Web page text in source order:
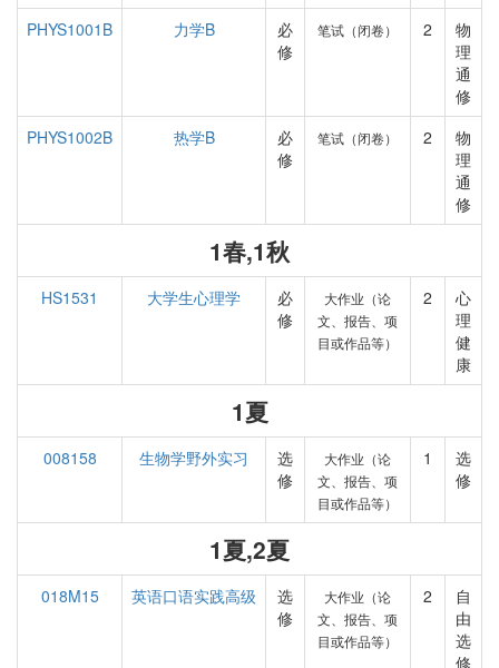
PHYS1001B
力学B
必
修
笔试（闭卷） 2
物
理
通
修
PHYS1002B
热学B
必
修
笔试（闭卷） 2
物
理
通
修
1春,1秋
HS1531 大学生心理学
必
修
大作业（论
文、报告、项
目或作品等）
2
心
理
健
康
1夏
008158 生物学野外实习
选
修
大作业（论
文、报告、项
目或作品等）
1
选
修
1夏,2夏
018M15 英语口语实践高级
选
修
大作业（论
文、报告、项
目或作品等）
2
自
由
选
修